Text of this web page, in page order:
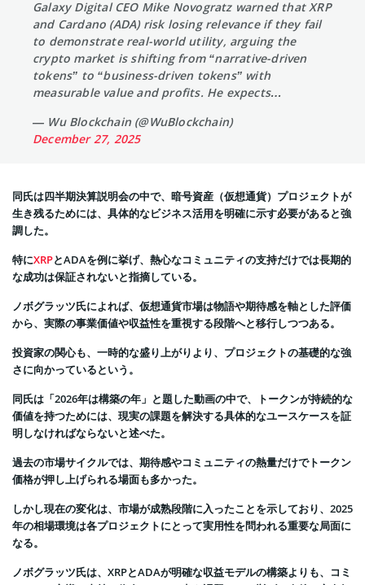
Galaxy Digital CEO Mike Novogratz warned that XRP
and Cardano (ADA) risk losing relevance if they fail
to demonstrate real-world utility, arguing the
crypto market is shifting from “narrative-driven
tokens” to “business-driven tokens” with
measurable value and profits. He expects…
— Wu Blockchain (@WuBlockchain)
December 27, 2025
同氏は四半期決算説明会の中で、暗号資産（仮想通貨）プロジェクトが
生き残るためには、具体的なビジネス活用を明確に示す必要があると強
調した。
特にXRPとADAを例に挙げ、熱心なコミュニティの支持だけでは長期的
な成功は保証されないと指摘している。
ノボグラッツ氏によれば、仮想通貨市場は物語や期待感を軸とした評価
から、実際の事業価値や収益性を重視する段階へと移行しつつある。
投資家の関心も、一時的な盛り上がりより、プロジェクトの基礎的な強
さに向かっているという。
同氏は「2026年は構築の年」と題した動画の中で、トークンが持続的な
価値を持つためには、現実の課題を解決する具体的なユースケースを証
明しなければならないと述べた。
過去の市場サイクルでは、期待感やコミュニティの熱量だけでトークン
価格が押し上げられる場面も多かった。
しかし現在の変化は、市場が成熟段階に入ったことを示しており、2025
年の相場環境は各プロジェクトにとって実用性を問われる重要な局面に
なる。
ノボグラッツ氏は、XRPとADAが明確な収益モデルの構築よりも、コミ